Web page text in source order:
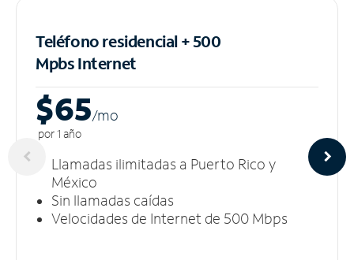
Teléfono residencial + 500
MpbsInternet
$65/mo
por 1 año
Llamadas ilimitadas a Puerto Rico y
México
Sin llamadas caídas
Velocidades de Internet de 500 Mbps